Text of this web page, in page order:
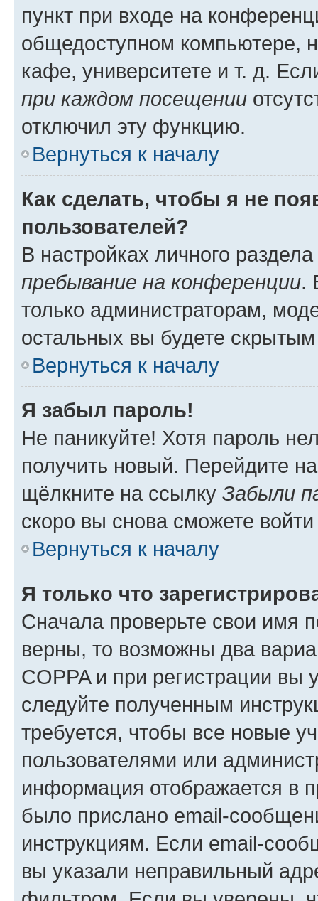
пункт при входе на
общедоступном компьютере,
кафе, университете и т. д.
при каждом посещении
отключил эту функцию.
Вернуться к началу
Как сделать, чтобы я не
пользователей?
В настройках личного
пребывание на конференции.
только администраторам,
остальных вы будете
Вернуться к началу
Я забыл пароль!
Не паникуйте! Хотя пароль
получить новый. Перейдите
щёлкните на ссылку Забыли
скоро вы снова сможете
Вернуться к началу
Я только что
Сначала проверьте свои имя
верны, то возможны два
COPPA и при регистрации вы
следуйте полученным
требуется, чтобы все новые
пользователями или
информация отображается в
было прислано email-
инструкциям. Если email-
вы указали неправильный